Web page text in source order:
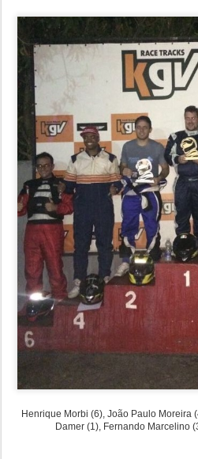
Henrique Morbi (6), João Paulo Moreira
Damer (1), Fernando Marcelino